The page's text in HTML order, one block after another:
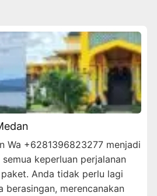
Wa +6281396823277 menjadi
keperluan perjalanan
Anda tidak perlu lagi
berasingan, merencanakan